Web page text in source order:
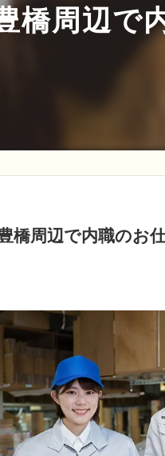
ビジョン
橋周辺
豊橋周辺で内職のお